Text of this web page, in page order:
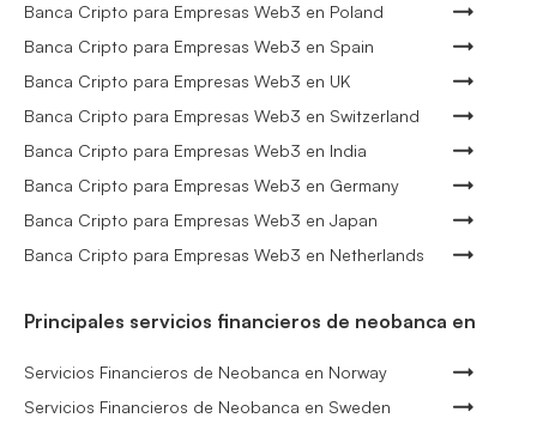
Banca Cripto para Empresas Web3 en Poland
Banca Cripto para Empresas Web3 en Spain
Banca Cripto para Empresas Web3 en UK
Banca Cripto para Empresas Web3 en Switzerland
Banca Cripto para Empresas Web3 en India
Banca Cripto para Empresas Web3 en Germany
Banca Cripto para Empresas Web3 en Japan
Banca Cripto para Empresas Web3 en Netherlands
Principales servicios financieros de neobanca en
Servicios Financieros de Neobanca en Norway
Servicios Financieros de Neobanca en Sweden